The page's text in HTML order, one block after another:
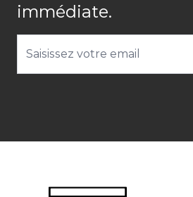
immédiate.